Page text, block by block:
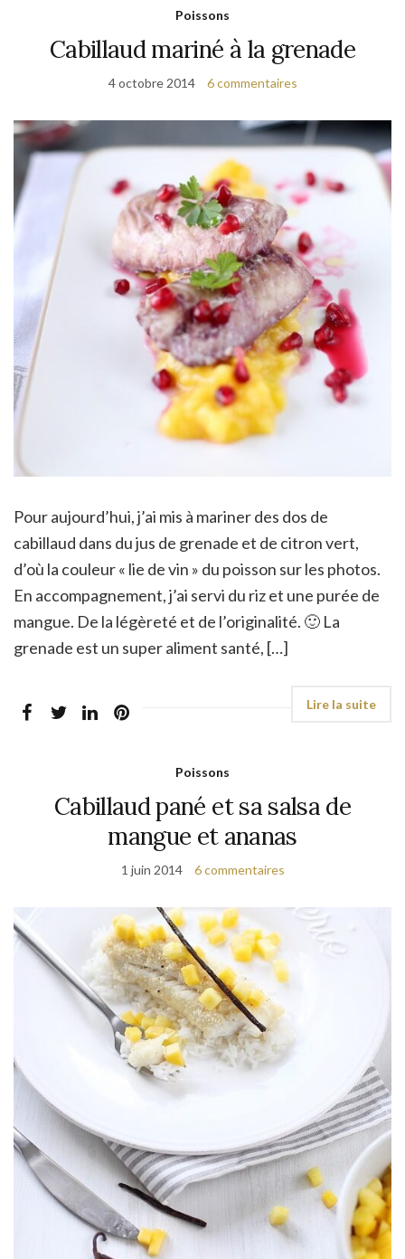
Poissons
Cabillaud mariné à la grenade
4 octobre 2014 6 commentaires
Pour aujourd’hui, j’ai mis à mariner des dos de
cabillaud dans du jus de grenade et de citron vert,
d’où la couleur « lie de vin » du poisson sur les photos.
En accompagnement, j’ai servi du riz et une purée de
mangue. De la légèreté et de l’originalité. 🙂 La
grenade est un super aliment santé, […]
Poissons
Cabillaud pané et sa salsa de
mangue et ananas
1 juin 2014 6 commentaires